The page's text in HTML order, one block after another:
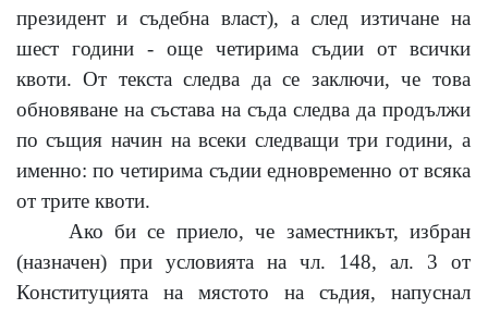
президент и съдебна власт), а след изтичане на
шест години - още четирима съдии от всички
квоти. От текста следва да се заключи, че това
обновяване на състава на съда следва да продължи
по същия начин на всеки следващи три години, а
именно: по четирима съдии едновременно от всяка
от трите квоти.
Ако би се приело, че заместникът, избран
(назначен) при условията на чл. 148, ал. 3от
Конституцията на мястото на съдия, напуснал